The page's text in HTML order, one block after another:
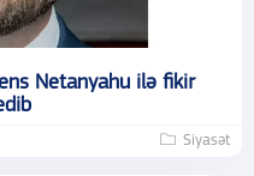
Netanyahu ilə fikir
Siyasət